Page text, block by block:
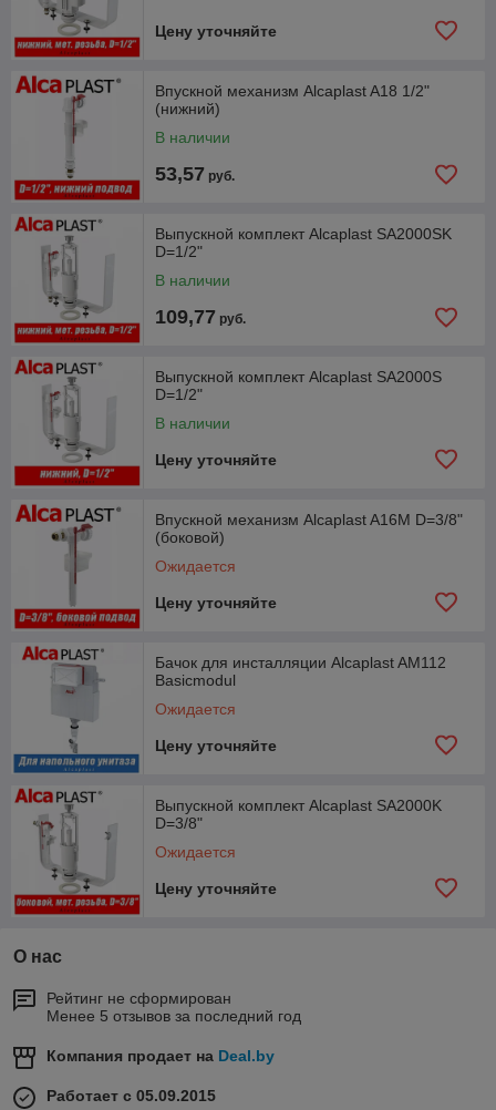
Цену уточняйте
Впускной механизм Alcaplast A18 1/2"
(нижний)
В наличии
53,57 руб.
Выпускной комплект Alcaplast SA2000SK
D=1/2"
В наличии
109,77 руб.
Выпускной комплект Alcaplast SA2000S
D=1/2"
В наличии
Цену уточняйте
Впускной механизм Alcaplast A16M D=3/8"
(боковой)
Ожидается
Цену уточняйте
Бачок для инсталляции Alcaplast AM112
Basicmodul
Ожидается
Цену уточняйте
Выпускной комплект Alcaplast SA2000K
D=3/8"
Ожидается
Цену уточняйте
О нас
Рейтинг не сформирован
Менее 5 отзывов за последний год
Компания продает на Deal.by
Работает с 05.09.2015